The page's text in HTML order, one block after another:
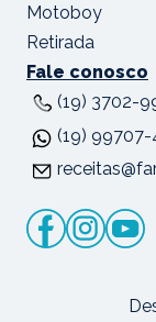
Motoboy
Retirada
Fale conosco
(19) 3702-
(19) 99707-